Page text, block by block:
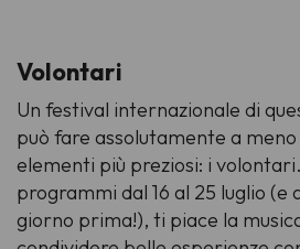
Volontari
Un festival internazionale di
può fare assolutamente a meno
elementi più preziosi: i
programmi dal 16 al 25 luglio (e
giorno prima!), ti piace la